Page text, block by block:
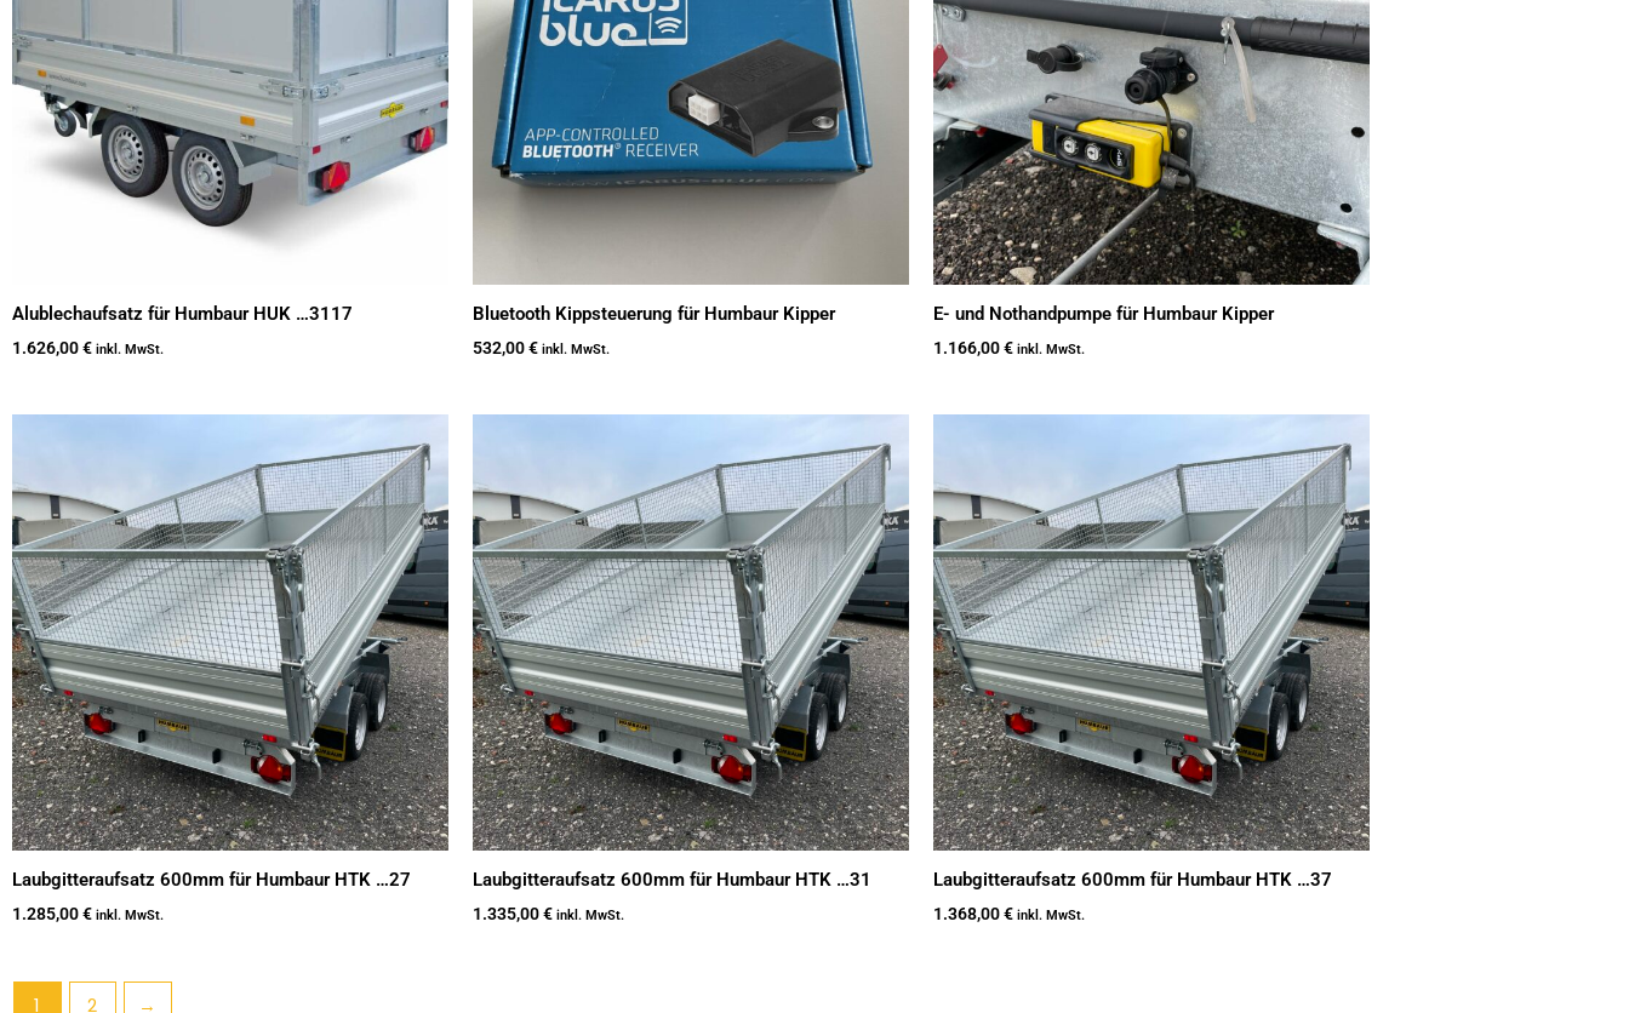
Alublechaufsatz für Humbaur HUK …3117
1.626,00€ inkl. MwSt.
Bluetooth Kippsteuerung für Humbaur Kipper
532,00€ inkl. MwSt.
E- und Nothandpumpe für Humbaur Kipper
1.166,00€ inkl. MwSt.
Laubgitteraufsatz 600mm für Humbaur HTK …27
1.285,00€ inkl. MwSt.
Laubgitteraufsatz 600mm für Humbaur HTK …31
1.335,00€ inkl. MwSt.
Laubgitteraufsatz 600mm für Humbaur HTK …37
1.368,00€ inkl. MwSt.
1 2 →